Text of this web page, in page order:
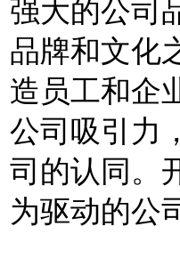
强大的公司
品牌和文化
造员工和企
公司吸引力
司的认同。
为驱动的公